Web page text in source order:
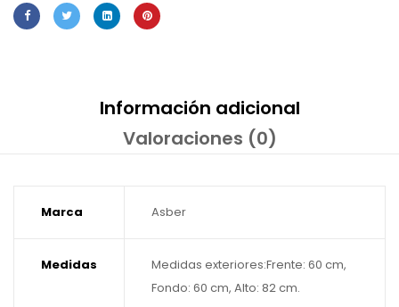
Información adicional
Valoraciones (0)
Marca Asber
Medidas
Medidas exteriores:Frente: 60 cm,
Fondo: 60 cm, Alto: 82 cm.